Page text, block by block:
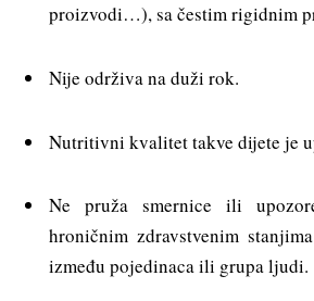
proizvodi…), sa čestim rigidnim
Nije održiva na duži rok.
Nutritivni kvalitet takve dijete je
Ne pruža smernice ili
hroničnim zdravstvenim
između pojedinaca ili grupa ljudi.